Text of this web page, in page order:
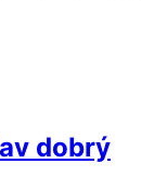
dobrý